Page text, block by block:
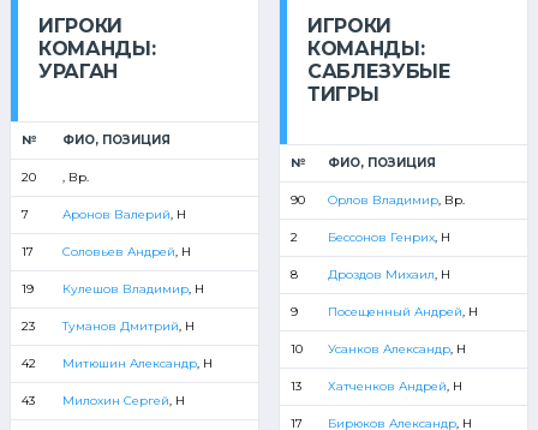
ИГРОКИ
КОМАНДЫ:
УРАГАН
№ ФИО, ПОЗИЦИЯ
20 , Вр.
7 Аронов Валерий, Н
17 Соловьев Андрей, Н
19 Кулешов Владимир, Н
23 Туманов Дмитрий, Н
42 Митюшин Александр, Н
43 Милохин Сергей, Н
ИГРОКИ
КОМАНДЫ:
САБЛЕЗУБЫЕ
ТИГРЫ
№ ФИО, ПОЗИЦИЯ
90 Орлов Владимир, Вр.
2 Бессонов Генрих, Н
8 Дроздов Михаил, Н
9 Посещенный Андрей, Н
10 Усанков Александр, Н
13 Хатченков Андрей, Н
17 Бирюков Александр, Н